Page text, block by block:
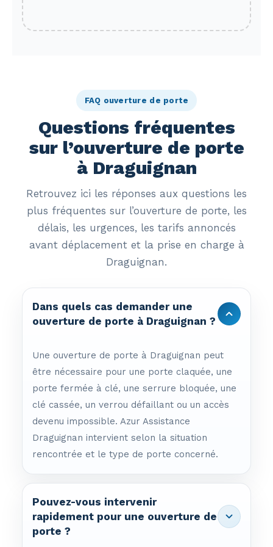
FAQ ouverture de porte
Questions fréquentes
sur l’ouverture de porte
à Draguignan
Retrouvez ici les réponses aux questions les
plus fréquentes sur l’ouverture de porte, les
délais, les urgences, les tarifs annoncés
avant déplacement et la prise en charge à
Draguignan.
Dans quels cas demander une
ouverture de porte à Draguignan ?
Une ouverture de porte à Draguignan peut
être nécessaire pour une porte claquée, une
porte fermée à clé, une serrure bloquée, une
clé cassée, un verrou défaillant ou un accès
devenu impossible. Azur Assistance
Draguignan intervient selon la situation
rencontrée et le type de porte concerné.
Pouvez-vous intervenir
rapidement pour une ouverture de
porte ?